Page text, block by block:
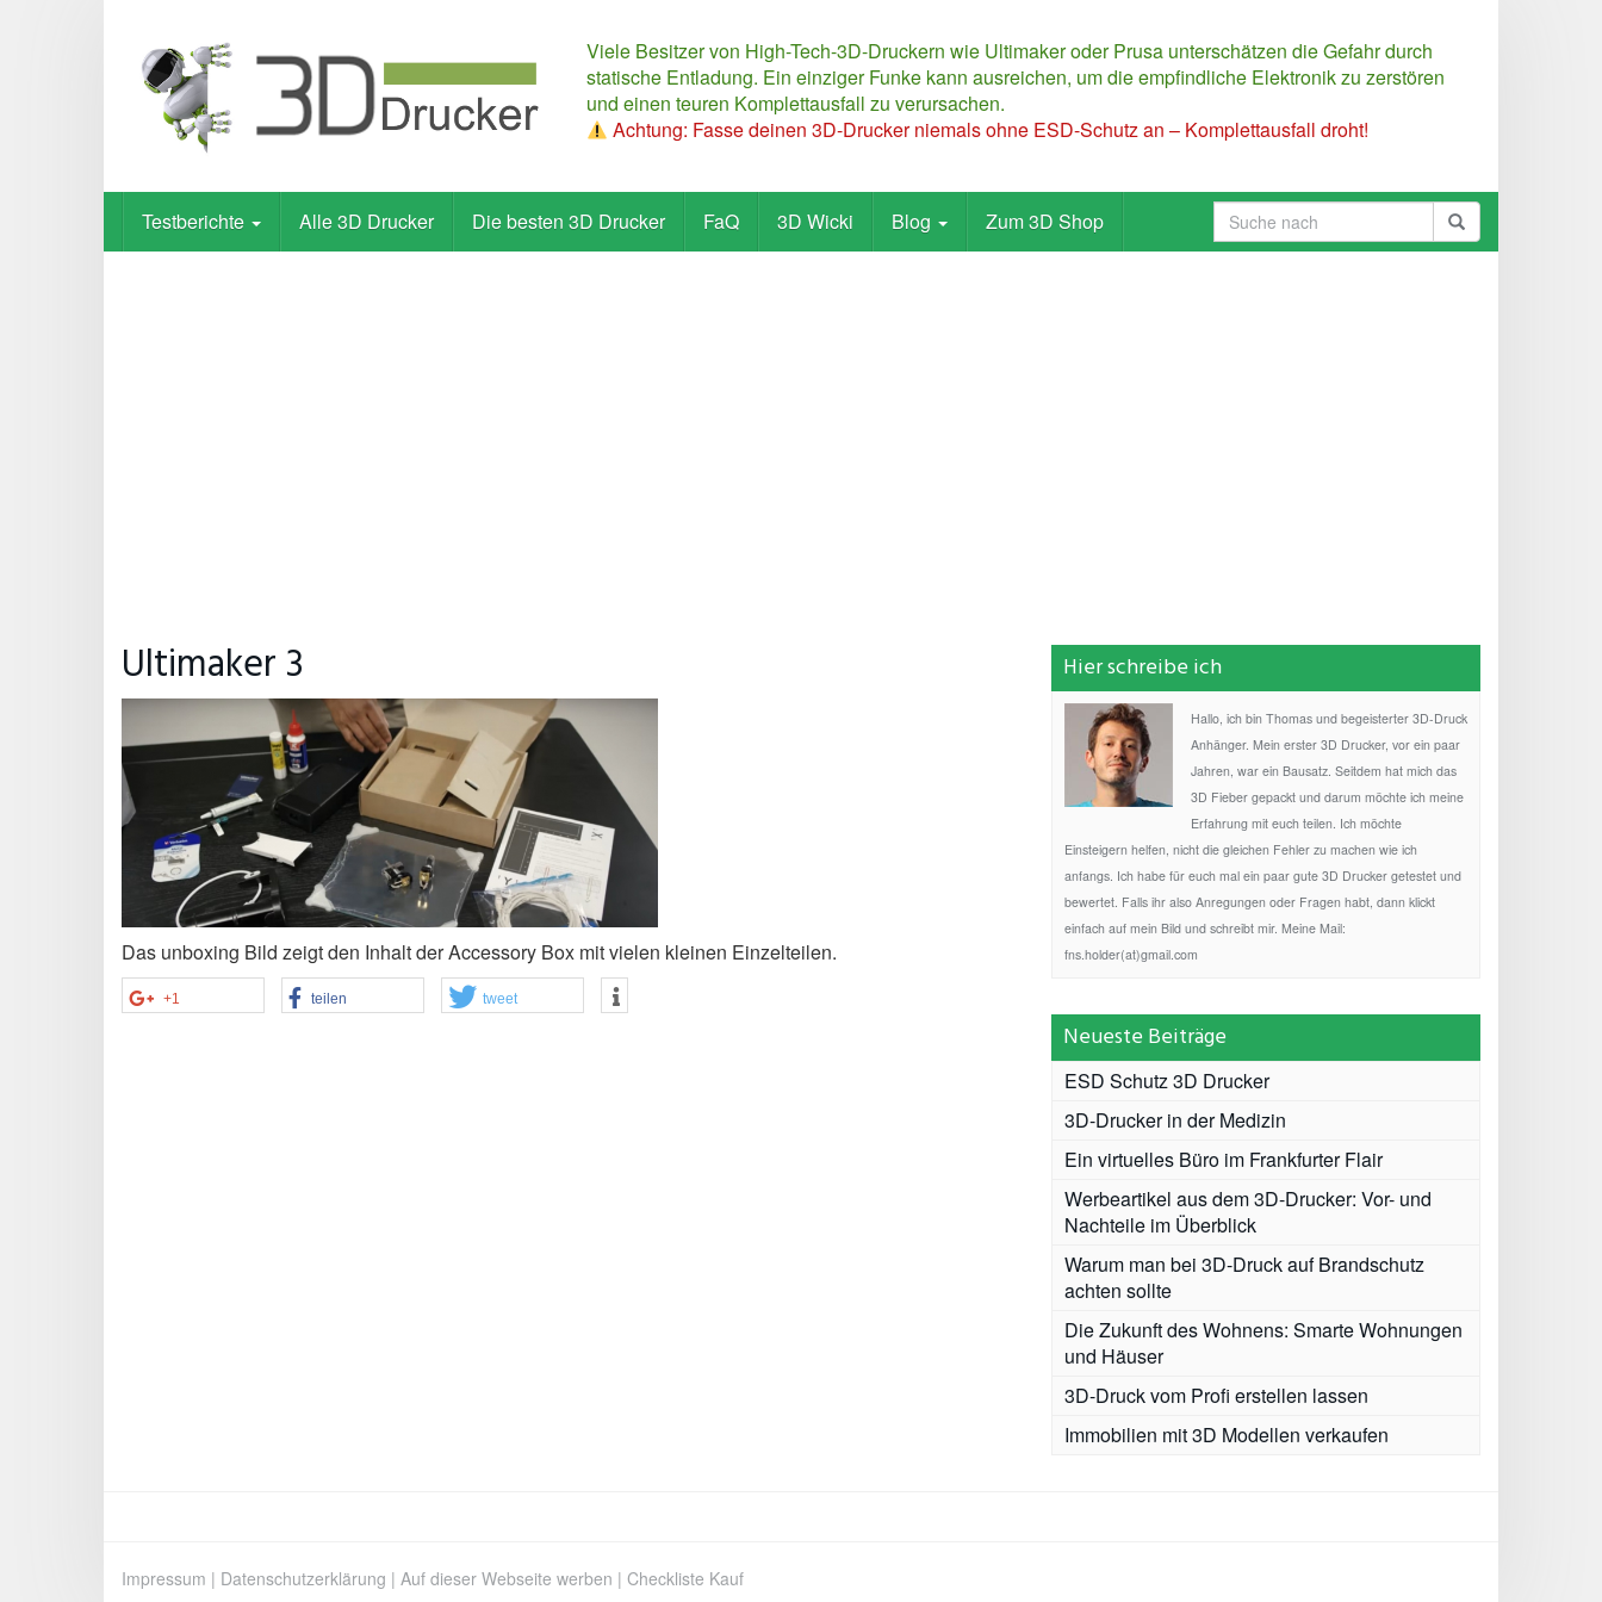
Viele Besitzer von High-Tech-3D-Druckern wie Ultimaker oder Prusa unterschätzen die Gefahr durch
statische Entladung. Ein einziger Funke kann ausreichen, um die empfindliche Elektronik zu zerstören
und einen teuren Komplettausfall zu verursachen.
Achtung: Fasse deinen 3D-Drucker niemals ohne ESD-Schutz an – Komplettausfall droht!
Testberichte Alle 3D Drucker Die besten 3D Drucker FaQ 3D Wicki Blog Zum 3D Shop
Ultimaker 3
Das unboxing Bild zeigt den Inhalt der Accessory Box mit vielen kleinen Einzelteilen.
+1 teilen tweet
Hier schreibe ich
Hallo, ich bin Thomas und begeisterter 3D-Druck
Anhänger. Mein erster 3D Drucker, vor ein paar
Jahren, war ein Bausatz. Seitdem hat mich das
3D Fieber gepackt und darum möchte ich meine
Erfahrung mit euch teilen. Ich möchte
Einsteigern helfen, nicht die gleichen Fehler zu machen wie ich
anfangs. Ich habe für euch mal ein paar gute 3D Drucker getestet und
bewertet. Falls ihr also Anregungen oder Fragen habt, dann klickt
einfach auf mein Bild und schreibt mir. Meine Mail:
fns.holder(at)gmail.com
Neueste Beiträge
ESD Schutz 3D Drucker
3D-Drucker in der Medizin
Ein virtuelles Büro im Frankfurter Flair
Werbeartikel aus dem 3D-Drucker: Vor- und
Nachteile im Überblick
Warum man bei 3D-Druck auf Brandschutz
achten sollte
Die Zukunft des Wohnens: Smarte Wohnungen
und Häuser
3D-Druck vom Profi erstellen lassen
Immobilien mit 3D Modellen verkaufen
Impressum | Datenschutzerklärung | Auf dieser Webseite werben | Checkliste Kauf